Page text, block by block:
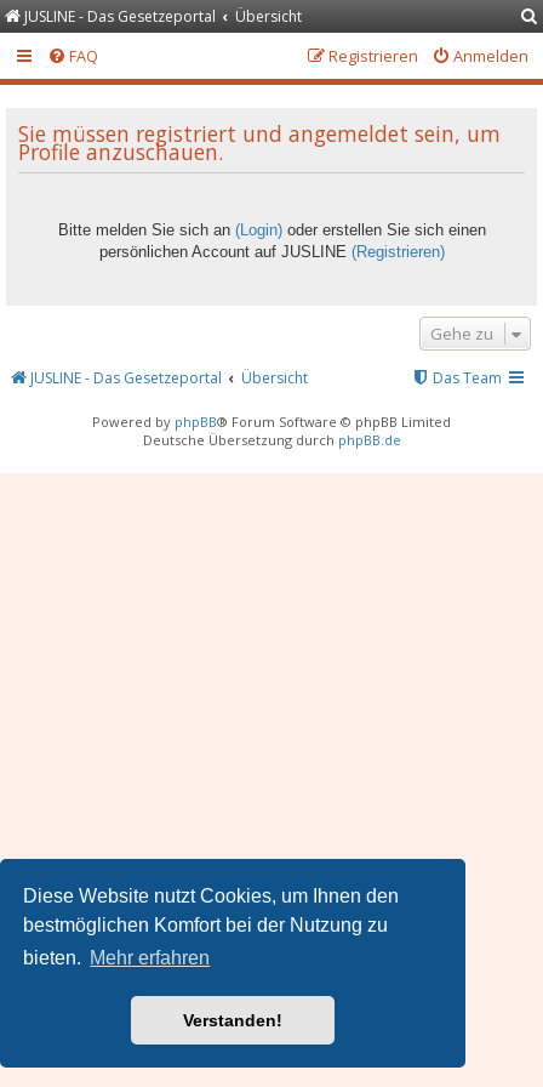
Diese Website nutzt Cookies, um Ihnen den
bestmöglichen Komfort bei der Nutzung zu
bieten. Mehr erfahren
Verstanden!
JUSLINE - Das Gesetzeportal Übersicht
FAQ Anmelden
Registrieren
Sie müssen registriert und angemeldet sein, um
Profile anzuschauen.
Bitte melden Sie sich an (Login)oder erstellen Sie sich einen
persönlichen Account auf JUSLINE (Registrieren)
Gehe zu
JUSLINE - Das Gesetzeportal Übersicht Das Team
Powered by phpBB® Forum Software © phpBB Limited
Deutsche Übersetzung durch phpBB.de